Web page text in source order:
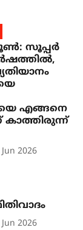
സൂപ്പർ
എങ്ങനെ
കാത്തിരുന്ന്
Jun 2026
2026